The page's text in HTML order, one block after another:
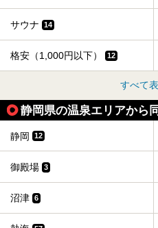
サウナ 14
格安（1,000円以下） 12
すべて
静岡県の温泉エリアから
静岡 12
御殿場 3
沼津 6